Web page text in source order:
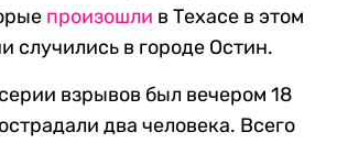
произошли в Техасе в этом
случились в городе Остин.
взрывов был вечером 18
два человека. Всего